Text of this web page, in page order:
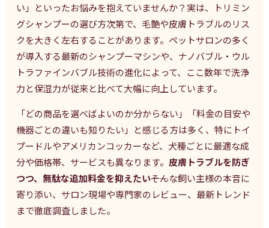
い」といったお悩みを抱えていませんか？実は、トリミン
グシャンプーの選び方次第で、毛艶や皮膚トラブルのリス
クを大きく左右することがあります。ペットサロンの多く
が導入する最新のシャンプーマシンや、ナノバブル・ウル
トラファインバブル技術の進化によって、ここ数年で洗浄
力と保湿力が従来と比べて大幅に向上しています。
「どの商品を選べばよいのか分からない」「料金の目安や
機器ごとの違いも知りたい」と感じる方は多く、特にトイ
プードルやアメリカンコッカーなど、犬種ごとに最適な成
分や価格帯、サービスも異なります。 皮膚トラブルを防ぎ
つつ、無駄な追加料金を抑えたい――そんな飼い主様の本音に
寄り添い、サロン現場や専門家のレビュー、最新トレンド
まで徹底調査しました。